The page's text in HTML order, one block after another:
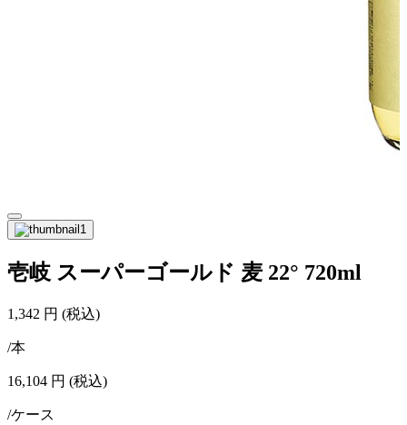
壱岐 スーパーゴールド 麦 22° 720ml
1,342 円 (税込)
/本
16,104 円 (税込)
/ケース